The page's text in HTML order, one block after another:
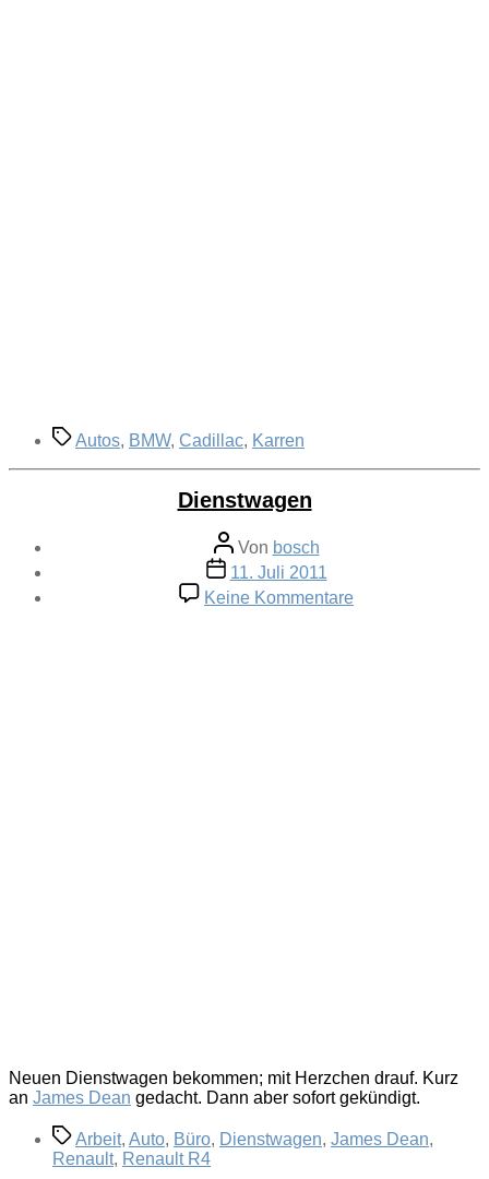
Schlagwörter
Autos, BMW, Cadillac, Karren
Dienstwagen
Beitragsautor
Von bosch
Veröffentlichungsdatum
11. Juli 2011
Keine Kommentare
Dienstwagen
Neuen Dienstwagen bekommen; mit Herzchen drauf. Kurz
an James Dean gedacht. Dann aber sofort gekündigt.
Schlagwörter
Arbeit, Auto, Büro, Dienstwagen, James Dean,
Renault, Renault R4